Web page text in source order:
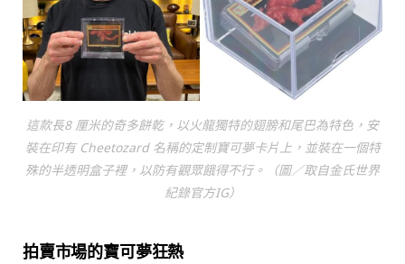
這款長8 厘米的奇多餅乾，以火龍獨特的翅膀和尾巴為特色，安
裝在印有 Cheetozard 名稱的定制寶可夢卡片上，並裝在一個特
殊的半透明盒子裡，以防有觀眾餓得不行。（圖／取自金氏世界
紀錄官方IG）
拍賣市場的寶可夢狂熱